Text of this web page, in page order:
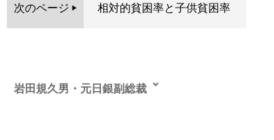
次のページ 相対的貧困率と子供貧困率
岩田規久男・元日銀副総裁